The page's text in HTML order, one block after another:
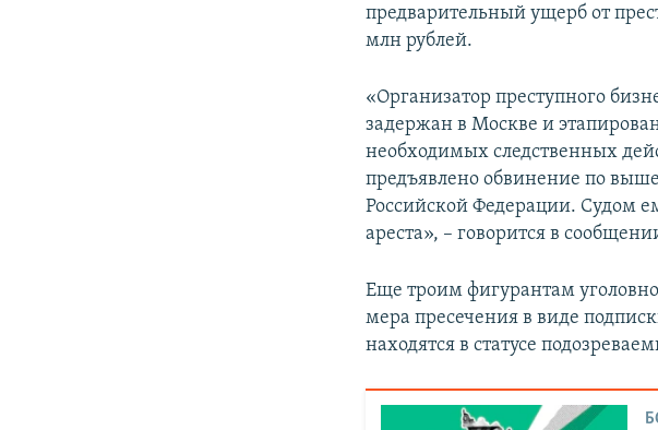
предварительный ущерб от
млн рублей.
«Организатор преступного
задержан в Москве и
необходимых следственных
предъявлено обвинение по
Российской Федерации. Судом
ареста», – говорится в
Еще троим фигурантам
мера пресечения в виде
находятся в статусе